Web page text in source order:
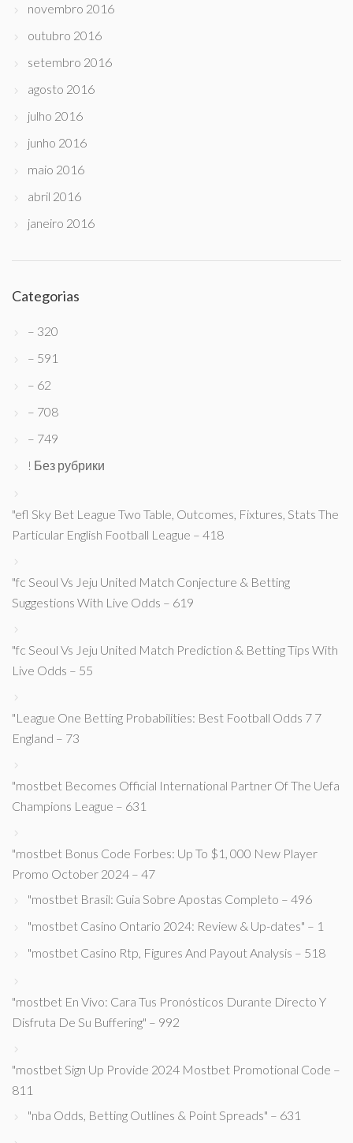
novembro 2016
outubro 2016
setembro 2016
agosto 2016
julho 2016
junho 2016
maio 2016
abril 2016
janeiro 2016
Categorias
– 320
– 591
– 62
– 708
– 749
! Без рубрики
"efl Sky Bet League Two Table, Outcomes, Fixtures, Stats The
Particular English Football League – 418
"fc Seoul Vs Jeju United Match Conjecture & Betting
Suggestions With Live Odds – 619
"fc Seoul Vs Jeju United Match Prediction & Betting Tips With
Live Odds – 55
"League One Betting Probabilities: Best Football Odds 7 7
England – 73
"mostbet Becomes Official International Partner Of The Uefa
Champions League – 631
"mostbet Bonus Code Forbes: Up To $1, 000 New Player
Promo October 2024 – 47
"mostbet Brasil: Guia Sobre Apostas Completo – 496
"mostbet Casino Ontario 2024: Review & Up-dates" – 1
"mostbet Casino Rtp, Figures And Payout Analysis – 518
"mostbet En Vivo: Cara Tus Pronósticos Durante Directo Y
Disfruta De Su Buffering" – 992
"mostbet Sign Up Provide 2024 Mostbet Promotional Code –
811
"nba Odds, Betting Outlines & Point Spreads" – 631